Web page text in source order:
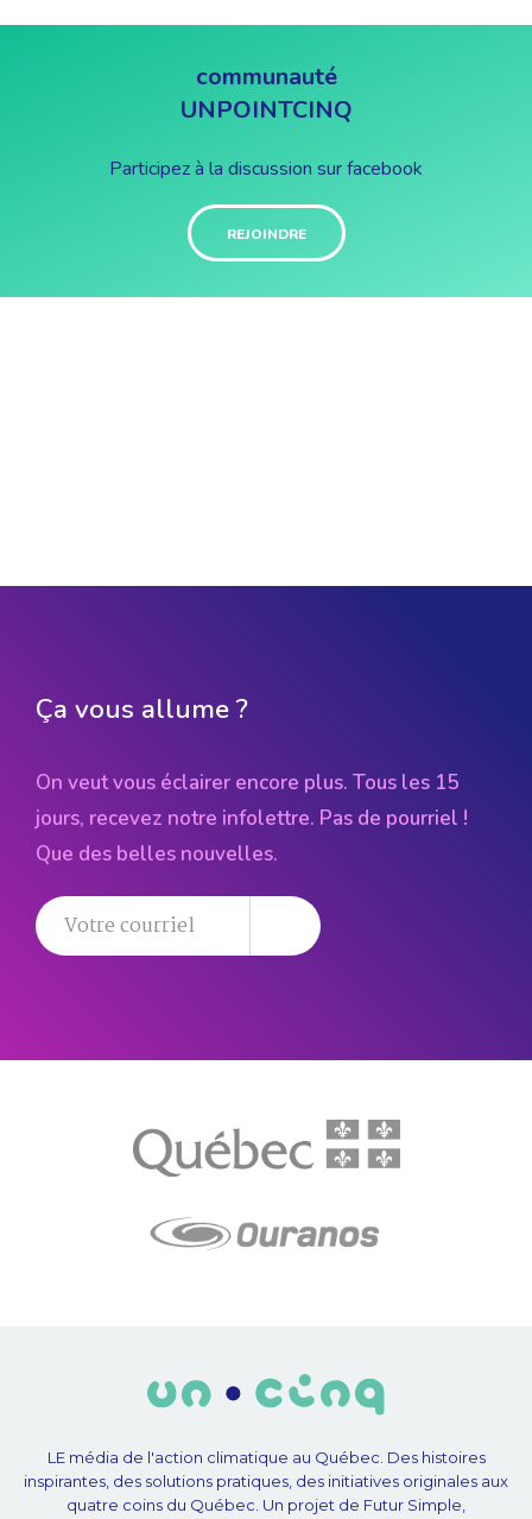
communauté
UNPOINTCINQ
Participez à la discussion sur facebook
REJOINDRE
Ça vous allume ?
On veut vous éclairer encore plus. Tous les 15
jours, recevez notre infolettre. Pas de pourriel !
Que des belles nouvelles.
LE média de l'action climatique au Québec. Des histoires
inspirantes, des solutions pratiques, des initiatives originales aux
quatre coins du Québec. Un projet de Futur Simple,